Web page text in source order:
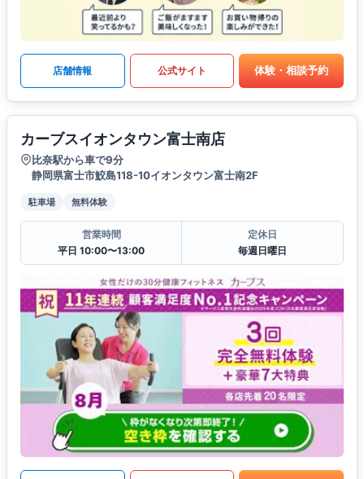
店舗情報 公式サイト 体験・相談予約
カーブスイオンタウン富士南店
比奈駅から車で9分
静岡県富士市鮫島118-10イオンタウン富士南2F
駐車場 無料体験
営業時間
平日 10:00〜13:00
定休日
毎週日曜日